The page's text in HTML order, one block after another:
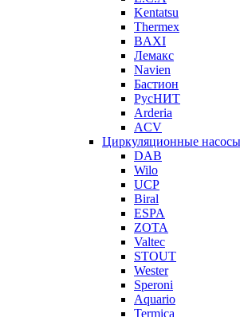
Kentatsu
Thermex
BAXI
Лемакс
Navien
Бастион
РусНИТ
Arderia
ACV
Циркуляционные насосы
DAB
Wilo
UCP
Biral
ESPA
ZOTA
Valtec
STOUT
Wester
Speroni
Aquario
Termica